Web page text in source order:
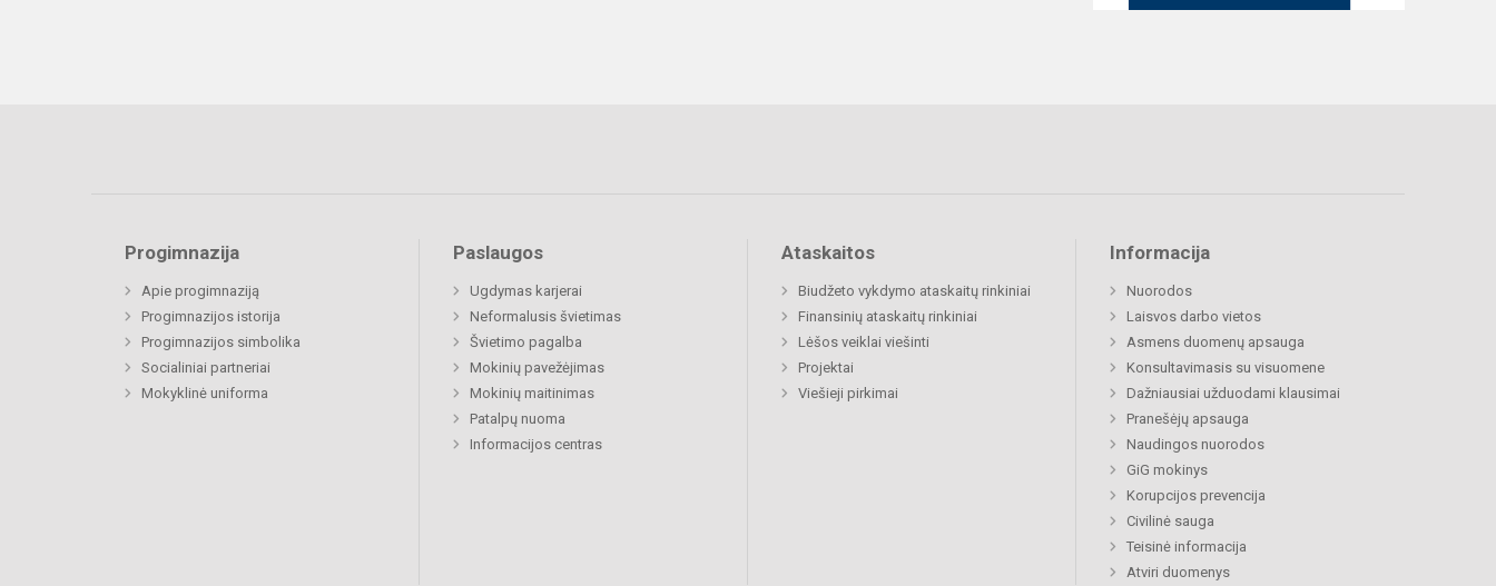
Progimnazija
Apie progimnaziją
Progimnazijos istorija
Progimnazijos simbolika
Socialiniai partneriai
Mokyklinė uniforma
Paslaugos
Ugdymas karjerai
Neformalusis švietimas
Švietimo pagalba
Mokinių pavežėjimas
Mokinių maitinimas
Patalpų nuoma
Informacijos centras
Ataskaitos
Biudžeto vykdymo ataskaitų rinkiniai
Finansinių ataskaitų rinkiniai
Lėšos veiklai viešinti
Projektai
Viešieji pirkimai
Informacija
Nuorodos
Laisvos darbo vietos
Asmens duomenų apsauga
Konsultavimasis su visuomene
Dažniausiai užduodami klausimai
Pranešėjų apsauga
Naudingos nuorodos
GiG mokinys
Korupcijos prevencija
Civilinė sauga
Teisinė informacija
Atviri duomenys